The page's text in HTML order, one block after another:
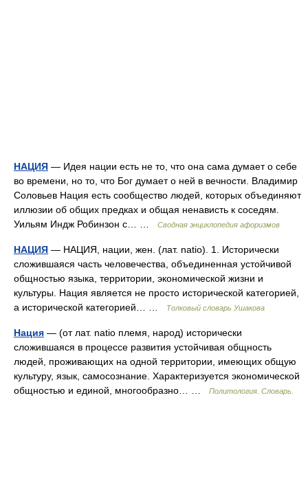
НАЦИЯ — Идея нации есть не то, что она сама думает о себе
во времени, но то, что Бог думает о ней в вечности. Владимир
Соловьев Нация есть сообщество людей, которых объединяют
иллюзии об общих предках и общая ненависть к соседям.
Уильям Индж Робинзон с… …
Сводная энциклопедия афоризмов
НАЦИЯ — НАЦИЯ, нации, жен. (лат. natio). 1. Исторически
сложившаяся часть человечества, объединенная устойчивой
общностью языка, территории, экономической жизни и
культуры. Нация является не просто исторической категорией,
а исторической категорией… …
Толковый словарь Ушакова
Нация — (от лат. natio племя, народ) историчес­ки
сложившаяся в процессе развития устойчивая об­щность
людей, проживающих на одной территории, имеющих общую
культуру, язык, самосознание. Ха­рактеризуется экономической
общностью и единой, многообразно… …
Политология. Словарь.